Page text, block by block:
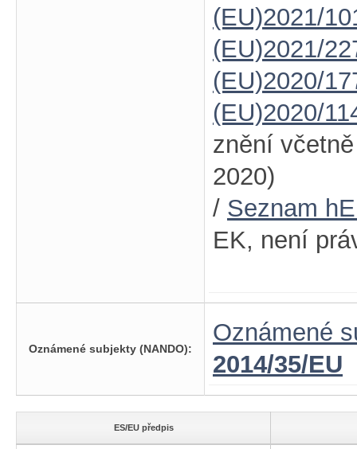
(EU)2021/
(EU)2021/
(EU)2020/
(EU)2020/
znění
2020)
/ Seznam
EK, není
Oznámené subjekty (NANDO):
Oznámené
2014/35/EU
ES/EU předpis